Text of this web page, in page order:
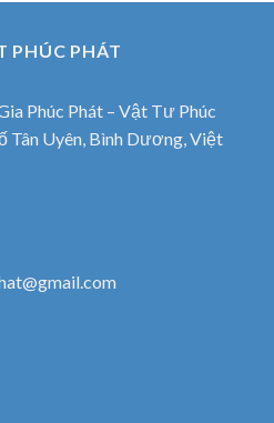
PHÚC PHÁT
Phúc Phát – Vật Tư Phúc
Tân Uyên, Bình Dương, Việt